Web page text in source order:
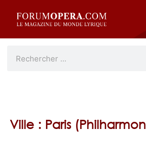
Ville : Paris